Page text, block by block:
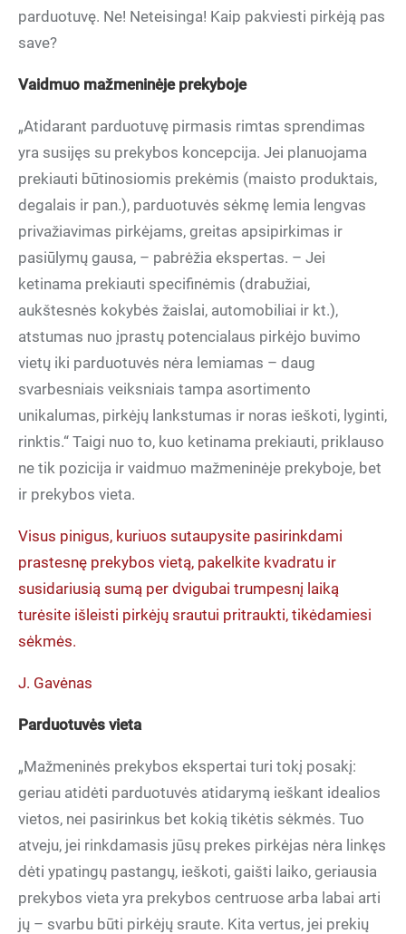
parduotuvę. Ne! Neteisinga! Kaip pakviesti pirkėją pas
save?
Vaidmuo mažmeninėje prekyboje
„Atidarant parduotuvę pirmasis rimtas sprendimas
yra susijęs su prekybos koncepcija. Jei planuojama
prekiauti būtinosiomis prekėmis (maisto produktais,
degalais ir pan.), parduotuvės sėkmę lemia lengvas
privažiavimas pirkėjams, greitas apsipirkimas ir
pasiūlymų gausa, – pabrėžia ekspertas. – Jei
ketinama prekiauti specifinėmis (drabužiai,
aukštesnės kokybės žaislai, automobiliai ir kt.),
atstumas nuo įprastų potencialaus pirkėjo buvimo
vietų iki parduotuvės nėra lemiamas – daug
svarbesniais veiksniais tampa asortimento
unikalumas, pirkėjų lankstumas ir noras ieškoti, lyginti,
rinktis.“ Taigi nuo to, kuo ketinama prekiauti, priklauso
ne tik pozicija ir vaidmuo mažmeninėje prekyboje, bet
ir prekybos vieta.
Visus pinigus, kuriuos sutaupysite pasirinkdami
prastesnę prekybos vietą, pakelkite kvadratu ir
susidariusią sumą per dvigubai trumpesnį laiką
turėsite išleisti pirkėjų srautui pritraukti, tikėdamiesi
sėkmės.
J. Gavėnas
Parduotuvės vieta
„Mažmeninės prekybos ekspertai turi tokį posakį:
geriau atidėti parduotuvės atidarymą ieškant idealios
vietos, nei pasirinkus bet kokią tikėtis sėkmės. Tuo
atveju, jei rinkdamasis jūsų prekes pirkėjas nėra linkęs
dėti ypatingų pastangų, ieškoti, gaišti laiko, geriausia
prekybos vieta yra prekybos centruose arba labai arti
jų – svarbu būti pirkėjų sraute. Kita vertus, jei prekių